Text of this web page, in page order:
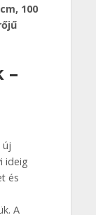
100
–
új
ideig
és
A